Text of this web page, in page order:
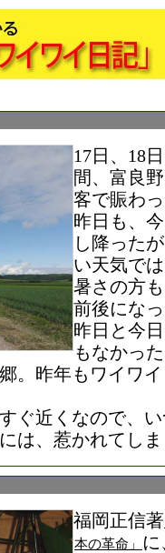
17日、18
間、富良
客で賑わ
昨日も、
し降った
い天気で
暑さの方
前後にな
昨日と今
もなかっ
。昨年もワイワ
ぐ近くなので、
は、惹かれてし
福岡正信著
本の革命」